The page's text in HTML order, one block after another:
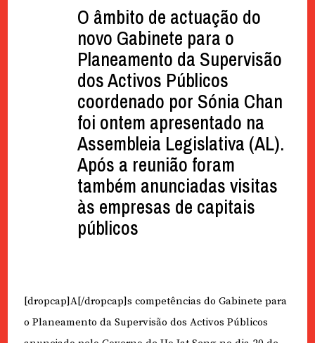
O âmbito de actuação do
novo Gabinete para o
Planeamento da Supervisão
dos Activos Públicos
coordenado por Sónia Chan
foi ontem apresentado na
Assembleia Legislativa (AL).
Após a reunião foram
também anunciadas visitas
às empresas de capitais
públicos
[dropcap]A[/dropcap]s competências do Gabinete para
o Planeamento da Supervisão dos Activos Públicos